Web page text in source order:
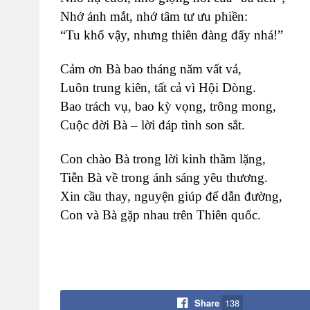
Nhớ ánh mắt, nhớ tâm tư ưu phiền:
“Tu khổ vậy, nhưng thiên đàng đấy nhá!”
Cảm ơn Bà bao tháng năm vất vả,
Luôn trung kiên, tất cả vì Hội Dòng.
Bao trách vụ, bao kỳ vọng, trông mong,
Cuộc đời Bà – lời đáp tình son sắt.
Con chào Bà trong lời kinh thầm lặng,
Tiễn Bà về trong ánh sáng yêu thương.
Xin cầu thay, nguyện giúp để dẫn đường,
Con và Bà gặp nhau trên Thiên quốc.
Share 138